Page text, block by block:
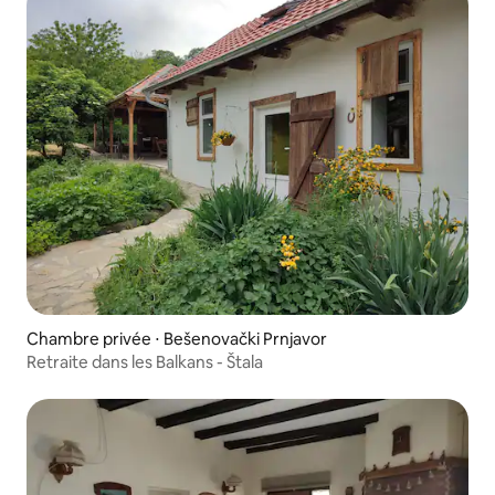
Chambre privée ⋅ Bešenovački Prnjavor
Retraite dans les Balkans - Štala